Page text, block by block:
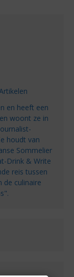
en heeft een
woont ze in
houdt van
Sommelier
Drink & Write
reis tussen
de culinaire